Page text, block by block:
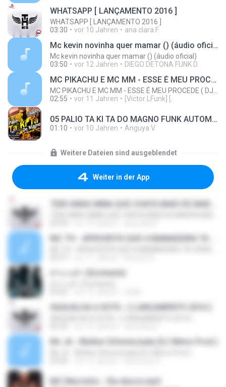
WHATSAPP [ LANÇAMENTO 2016 ]
WHATSAPP [ LANÇAMENTO 2016 ]
03:30
vor 10 Jahren ana clara F.
Mc kevin novinha quer mamar () (áudio oficial)
Mc kevin novinha quer mamar () (áudio oficial)
03:50
vor 12 Jahren DIEGO DETONA FUNK D.
MC PIKACHU E MC MM - ESSE É MEU PROCEDE ( DJ CARLINHOS DA S.R )
02:55
vor 11 Jahren [Victor LFunk] [.
05 PALIO TA KI TA DO MAGNO FUNK AUTOMOTIVO VOLUME 01.mp3
01:10 vor 10 Jahren Anguya V.
Weitere Dateien sind ausgeblendet
Weiter in der App
คำบางคำ (Enchante)
XAQUALHA A XOTA ♪ [ LANÇAMENTO 2016 ]
Mc Jk - Mulher Diferenciada (DJ Mimo Prod.)
MC Marcinho - Ela desce.mp3